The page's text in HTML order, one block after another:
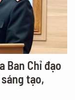
Ban Chỉ đạo
tạo,